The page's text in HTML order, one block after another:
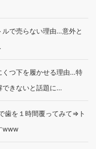
で売らない理由…意外と
くつ下を履かせる理由…特
できないと話題に…
歯を１時間覆ってみて⇒ト
www